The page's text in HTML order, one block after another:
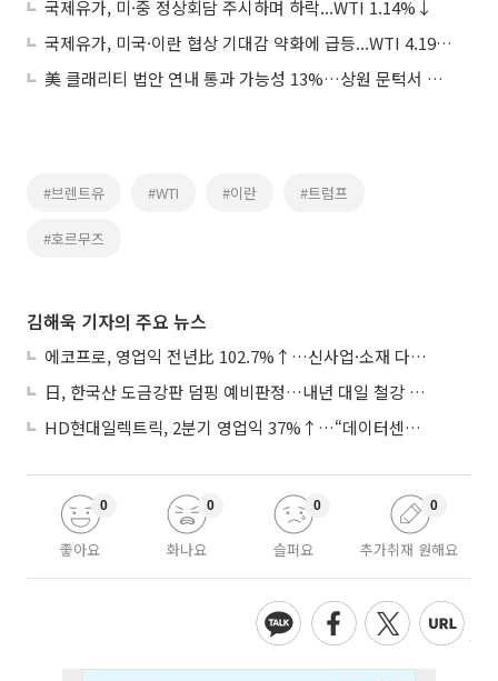
국제유가, 미·중 정상회담 주시하며 하락...WTI 1.14%↓
국제유가, 미국·이란 협상 기대감 약화에 급등...WTI 4.19%↑
美 클래리티 법안 연내 통과 가능성 13%…상원 문턱서 제동
#브렌트유 #WTI #이란 #트럼프
#호르무즈
김해욱 기자의 주요 뉴스
에코프로, 영업익 전년比 102.7%↑…신사업·소재 다각화 박차
日, 한국산 도금강판 덤핑 예비판정…내년 대일 철강 수출 ‘빨간불’
HD현대일렉트릭, 2분기 영업익 37%↑…“데이터센터 사업, 새로운 성장 축”
좋아요
0
화나요
0
슬퍼요
0
추가취재 원해요
0